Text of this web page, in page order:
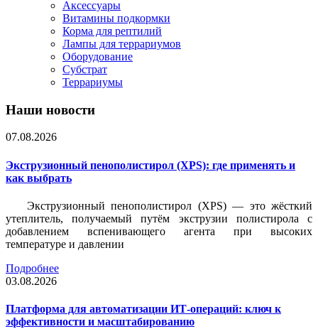
Аксессуары
Витамины подкормки
Корма для рептилий
Лампы для террариумов
Оборудование
Субстрат
Террариумы
Наши новости
07.08.2026
Экструзионный пенополистирол (XPS): где применять и
как выбрать
Экструзионный пенополистирол (XPS) — это жёсткий
утеплитель, получаемый путём экструзии полистирола с
добавлением вспенивающего агента при высоких
температуре и давлении
Подробнее
03.08.2026
Платформа для автоматизации ИТ-операций: ключ к
эффективности и масштабированию